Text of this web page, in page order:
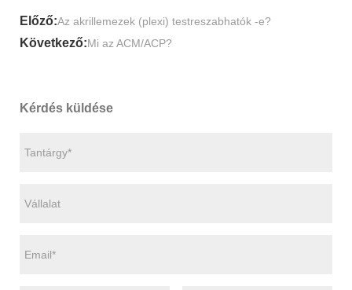
Előző:Az akrillemezek (plexi) testreszabhatók -e?
Következő:Mi az ACM/ACP?
Kérdés küldése